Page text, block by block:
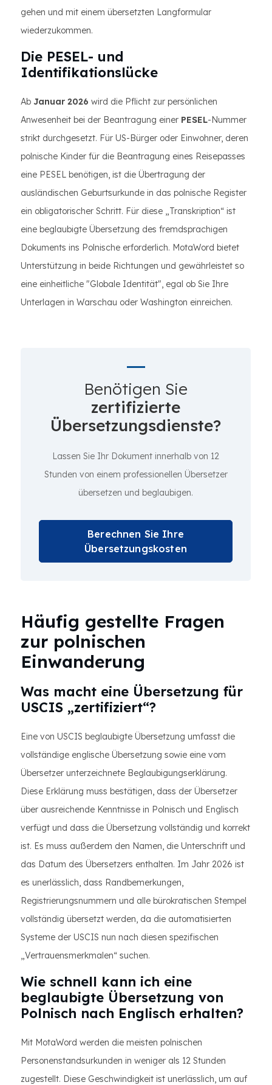
gehen und mit einem übersetzten Langformular
wiederzukommen.
Die PESEL- und
Identifikationslücke
Ab Januar 2026 wird die Pflicht zur persönlichen
Anwesenheit bei der Beantragung einer PESEL-Nummer
strikt durchgesetzt. Für US-Bürger oder Einwohner, deren
polnische Kinder für die Beantragung eines Reisepasses
eine PESEL benötigen, ist die Übertragung der
ausländischen Geburtsurkunde in das polnische Register
ein obligatorischer Schritt. Für diese „Transkription“ ist
eine beglaubigte Übersetzung des fremdsprachigen
Dokuments ins Polnische erforderlich. MotaWord bietet
Unterstützung in beide Richtungen und gewährleistet so
eine einheitliche "Globale Identität", egal ob Sie Ihre
Unterlagen in Warschau oder Washington einreichen.
Benötigen Sie
zertifizierte
Übersetzungsdienste?
Lassen Sie Ihr Dokument innerhalb von 12
Stunden von einem professionellen Übersetzer
übersetzen und beglaubigen.
Berechnen Sie Ihre
Übersetzungskosten
Häufig gestellte Fragen
zur polnischen
Einwanderung
Was macht eine Übersetzung für
USCIS „zertifiziert“?
Eine von USCIS beglaubigte Übersetzung umfasst die
vollständige englische Übersetzung sowie eine vom
Übersetzer unterzeichnete Beglaubigungserklärung.
Diese Erklärung muss bestätigen, dass der Übersetzer
über ausreichende Kenntnisse in Polnisch und Englisch
verfügt und dass die Übersetzung vollständig und korrekt
ist. Es muss außerdem den Namen, die Unterschrift und
das Datum des Übersetzers enthalten. Im Jahr 2026 ist
es unerlässlich, dass Randbemerkungen,
Registrierungsnummern und alle bürokratischen Stempel
vollständig übersetzt werden, da die automatisierten
Systeme der USCIS nun nach diesen spezifischen
„Vertrauensmerkmalen“ suchen.
Wie schnell kann ich eine
beglaubigte Übersetzung von
Polnisch nach Englisch erhalten?
Mit MotaWord werden die meisten polnischen
Personenstandsurkunden in weniger als 12 Stunden
zugestellt. Diese Geschwindigkeit ist unerlässlich, um auf